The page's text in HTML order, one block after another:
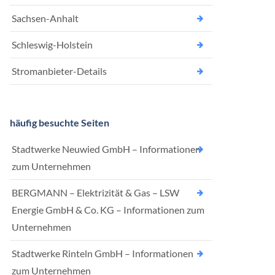
Sachsen-Anhalt
Schleswig-Holstein
Stromanbieter-Details
häufig besuchte Seiten
Stadtwerke Neuwied GmbH – Informationen
zum Unternehmen
BERGMANN – Elektrizität & Gas – LSW
Energie GmbH & Co. KG – Informationen zum
Unternehmen
Stadtwerke Rinteln GmbH – Informationen
zum Unternehmen